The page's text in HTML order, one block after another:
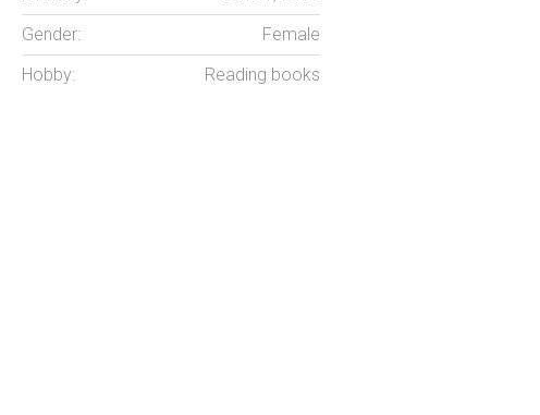
Gender:
Female
Hobby:
Reading books